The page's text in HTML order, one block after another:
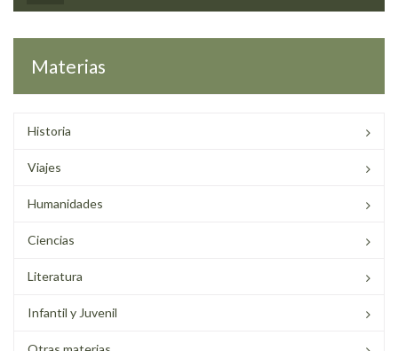
Materias
Historia
Viajes
Humanidades
Ciencias
Literatura
Infantil y Juvenil